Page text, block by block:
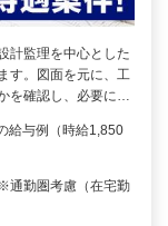
計監理を中心とした
す。図面を元に、工
を確認し、必要に…
与例（時給1,850
通勤圏考慮（在宅勤